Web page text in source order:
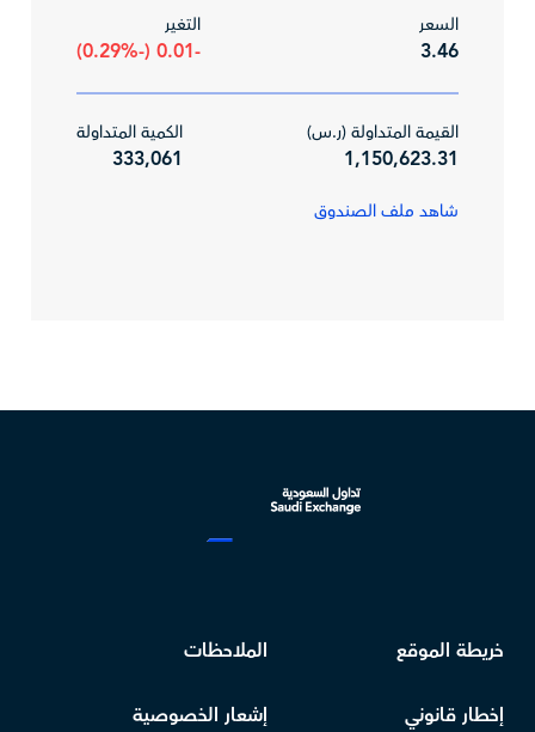
السعر
3.46
التغير
-0.01 (-0.29%)
القيمة المتداولة (ر.س)
1,150,623.31
الكمية المتداولة
333,061
شاهد ملف الصندوق
خريطة الموقع الملاحظات
إخطار قانوني إشعار الخصوصية